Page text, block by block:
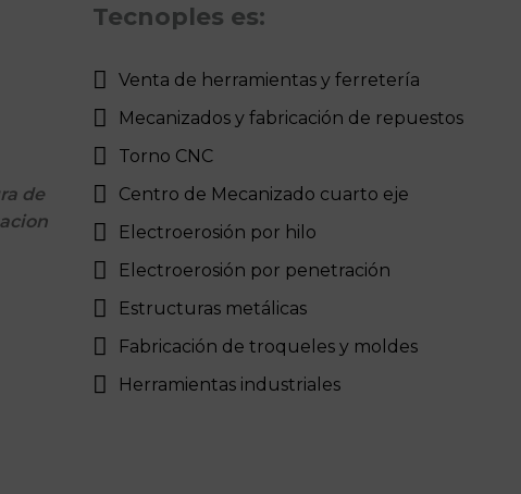
de
Tecnoples es:
Venta de herramientas y ferretería
Mecanizados y fabricación de repuestos
Torno CNC
Centro de Mecanizado cuarto eje
Electroerosión por hilo
Electroerosión por penetración
Estructuras metálicas
Fabricación de troqueles y moldes
Herramientas industriales